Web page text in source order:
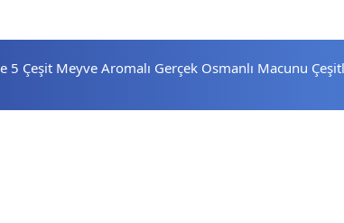
5 Çeşit Meyve Aromalı Gerçek Osmanlı Macunu